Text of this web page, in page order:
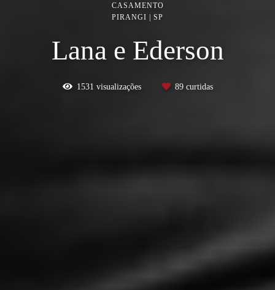
CASAMENTO
PIRANGI | SP
Lana e Ederson
1531 visualizações 89curtidas